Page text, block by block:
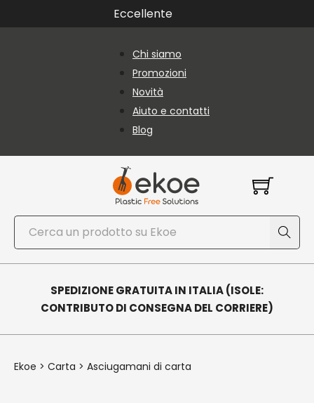
Vai al contenuto principale
Vai al piè di paginaEccellente
Chi siamo
Promozioni
Novità
Aiuto e contatti
Blog
Cerca
SPEDIZIONE GRATUITA IN ITALIA (ISOLE:
CONTRIBUTO DI CONSEGNA DEL CORRIERE)
Ekoe > Carta > Asciugamani di carta